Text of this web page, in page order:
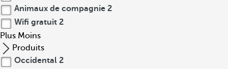
Animaux de compagnie 2
Wifi gratuit 2
Plus Moins
Produits
Occidental 2